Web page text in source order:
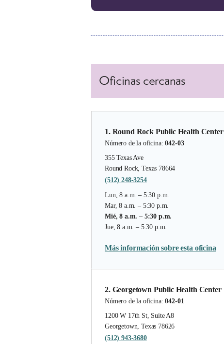
Oficinas cercanas
1. Round Rock Public Health Center
Número de la oficina:042-03
355 Texas Ave
Round Rock, Texas 78664
(512) 248-3254
Lun, 8 a.m. – 5:30 p.m.
Mar, 8 a.m. – 5:30 p.m.
Mié, 8 a.m. – 5:30 p.m.
Jue, 8 a.m. – 5:30 p.m.
Más información sobre esta oficina
2. Georgetown Public Health Center
Número de la oficina:042-01
1200 W 17th St, Suite A8
Georgetown, Texas 78626
(512) 943-3680